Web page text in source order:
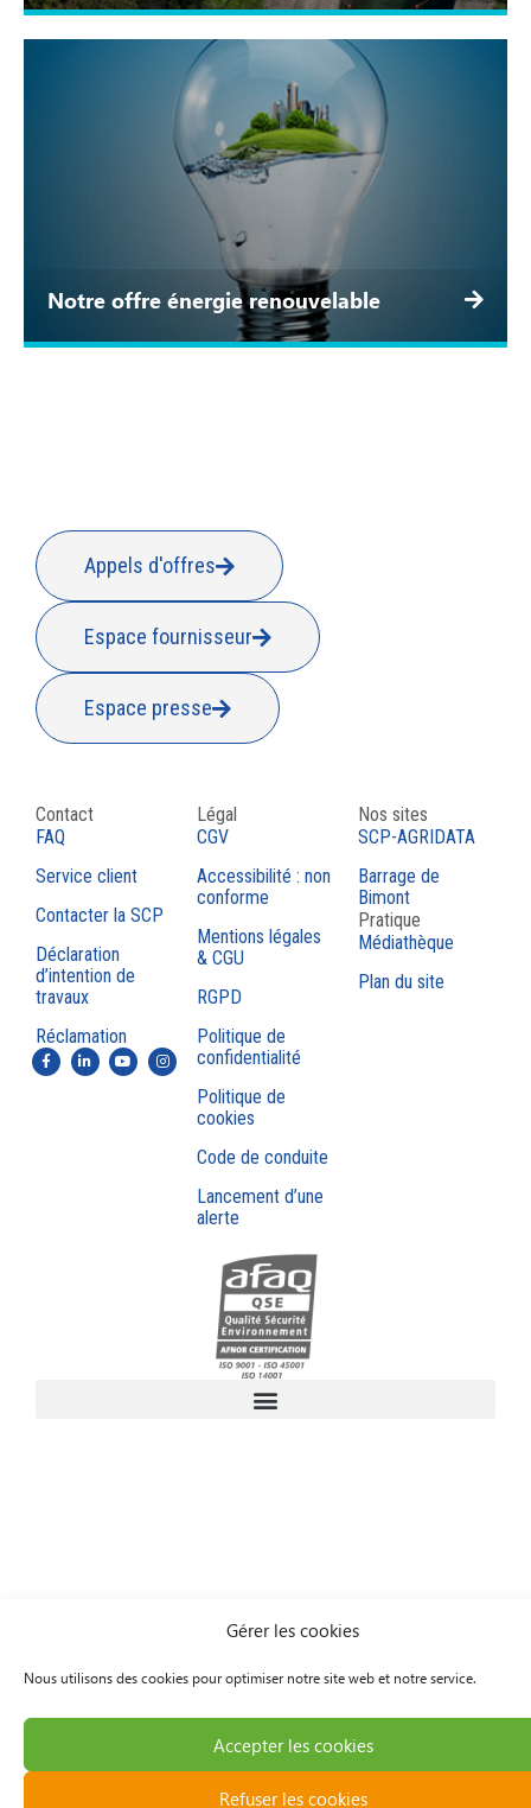
Gérer les cookies
Nous utilisons des cookies pour optimiser notre site web et notre service.
Accepter les cookies
Refuser les cookies
Notre offre énergie renouvelable
Appels d'offres
Espace fournisseur
Espace presse
Contact
FAQ
Service client
Contacter la SCP
Déclaration
d’intention de
travaux
Réclamation
Légal
CGV
Accessibilité : non
conforme
Mentions légales
& CGU
RGPD
Politique de
confidentialité
Politique de
cookies
Code de conduite
Lancement d’une
alerte
Nos sites
SCP-AGRIDATA
Barrage de
Bimont
Pratique
Médiathèque
Plan du site